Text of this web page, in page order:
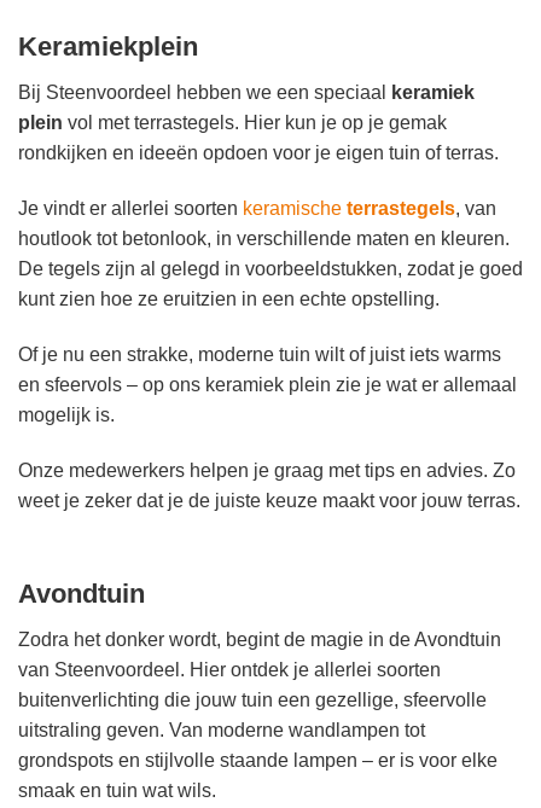
Keramiekplein
Bij Steenvoordeel hebben we een speciaal
keramiek
plein vol met terrastegels. Hier kun je op je gemak
rondkijken en ideeën opdoen voor je eigen tuin of terras.
Je vindt er allerlei soorten keramische terrastegels, van
houtlook tot betonlook, in verschillende maten en kleuren.
De tegels zijn al gelegd in voorbeeldstukken, zodat je goed
kunt zien hoe ze eruitzien in een echte opstelling.
Of je nu een strakke, moderne tuin wilt of juist iets warms
en sfeervols – op ons keramiek plein zie je wat er allemaal
mogelijk is.
Onze medewerkers helpen je graag met tips en advies. Zo
weet je zeker dat je de juiste keuze maakt voor jouw terras.
Avondtuin
Zodra het donker wordt, begint de magie in de Avondtuin
van Steenvoordeel. Hier ontdek je allerlei soorten
buitenverlichting die jouw tuin een gezellige, sfeervolle
uitstraling geven. Van moderne wandlampen tot
grondspots en stijlvolle staande lampen – er is voor elke
smaak en tuin wat wils.